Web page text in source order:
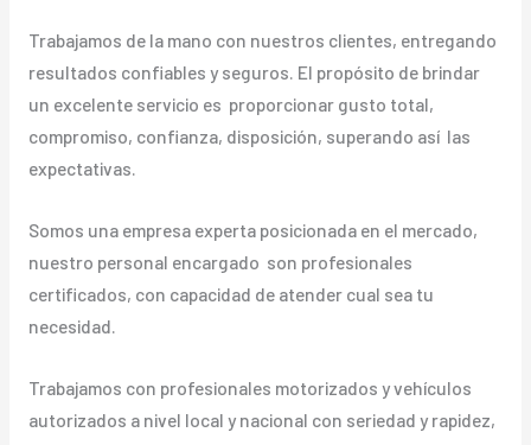
Trabajamos de la mano con nuestros clientes, entregando
resultados confiables y seguros. El propósito de brindar
un excelente servicio es proporcionar gusto total,
compromiso, confianza, disposición, superando así las
expectativas.
Somos una empresa experta posicionada en el mercado,
nuestro personal encargado son profesionales
certificados, con capacidad de atender cual sea tu
necesidad.
Trabajamos con profesionales motorizados y vehículos
autorizados a nivel local y nacional con seriedad y rapidez,